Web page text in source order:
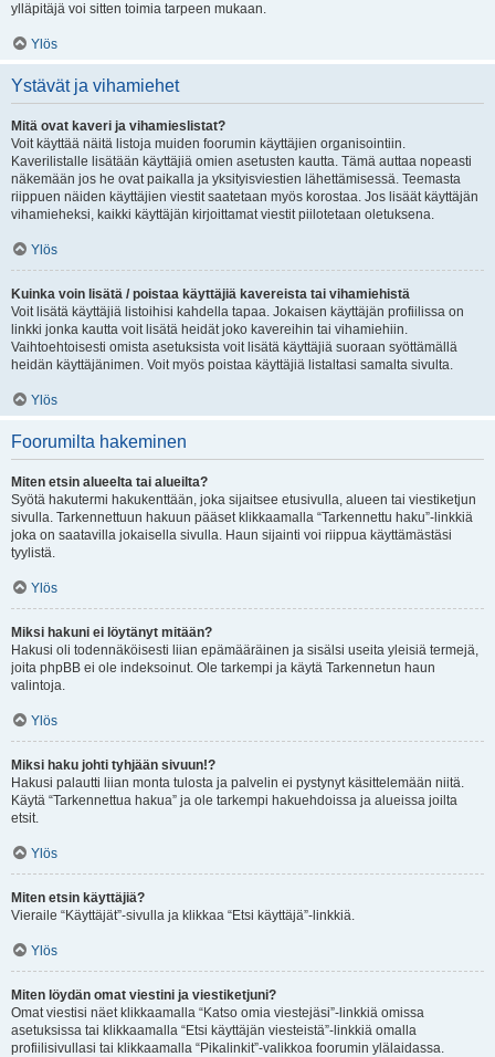
ylläpitäjä voi sitten toimia tarpeen mukaan.
Ylös
Ystävät ja vihamiehet
Mitä ovat kaveri ja vihamieslistat?
Voit käyttää näitä listoja muiden foorumin käyttäjien organisointiin.
Kaverilistalle lisätään käyttäjiä omien asetusten kautta. Tämä auttaa nopeasti
näkemään jos he ovat paikalla ja yksityisviestien lähettämisessä. Teemasta
riippuen näiden käyttäjien viestit saatetaan myös korostaa. Jos lisäät käyttäjän
vihamieheksi, kaikki käyttäjän kirjoittamat viestit piilotetaan oletuksena.
Ylös
Kuinka voin lisätä / poistaa käyttäjiä kavereista tai vihamiehistä
Voit lisätä käyttäjiä listoihisi kahdella tapaa. Jokaisen käyttäjän profiilissa on
linkki jonka kautta voit lisätä heidät joko kavereihin tai vihamiehiin.
Vaihtoehtoisesti omista asetuksista voit lisätä käyttäjiä suoraan syöttämällä
heidän käyttäjänimen. Voit myös poistaa käyttäjiä listaltasi samalta sivulta.
Ylös
Foorumilta hakeminen
Miten etsin alueelta tai alueilta?
Syötä hakutermi hakukenttään, joka sijaitsee etusivulla, alueen tai viestiketjun
sivulla. Tarkennettuun hakuun pääset klikkaamalla “Tarkennettu haku”-linkkiä
joka on saatavilla jokaisella sivulla. Haun sijainti voi riippua käyttämästäsi
tyylistä.
Ylös
Miksi hakuni ei löytänyt mitään?
Hakusi oli todennäköisesti liian epämääräinen ja sisälsi useita yleisiä termejä,
joita phpBB ei ole indeksoinut. Ole tarkempi ja käytä Tarkennetun haun
valintoja.
Ylös
Miksi haku johti tyhjään sivuun!?
Hakusi palautti liian monta tulosta ja palvelin ei pystynyt käsittelemään niitä.
Käytä “Tarkennettua hakua” ja ole tarkempi hakuehdoissa ja alueissa joilta
etsit.
Ylös
Miten etsin käyttäjiä?
Vieraile “Käyttäjät”-sivulla ja klikkaa “Etsi käyttäjä”-linkkiä.
Ylös
Miten löydän omat viestini ja viestiketjuni?
Omat viestisi näet klikkaamalla “Katso omia viestejäsi”-linkkiä omissa
asetuksissa tai klikkaamalla “Etsi käyttäjän viesteistä”-linkkiä omalla
profiilisivullasi tai klikkaamalla “Pikalinkit”-valikkoa foorumin ylälaidassa.